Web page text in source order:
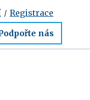
nás
/ Registrace